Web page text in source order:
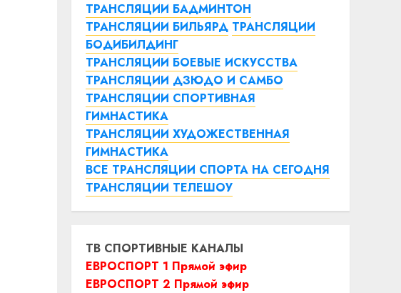
ТРАНСЛЯЦИИ БАДМИНТОН
ТРАНСЛЯЦИИ БИЛЬЯРД ТРАНСЛЯЦИИ
БОДИБИЛДИНГ
ТРАНСЛЯЦИИ БОЕВЫЕ ИСКУССТВА
ТРАНСЛЯЦИИ ДЗЮДО И САМБО
ТРАНСЛЯЦИИ СПОРТИВНАЯ
ГИМНАСТИКА
ТРАНСЛЯЦИИ ХУДОЖЕСТВЕННАЯ
ГИМНАСТИКА
ВСЕ ТРАНСЛЯЦИИ СПОРТА НА СЕГОДНЯ
ТРАНСЛЯЦИИ ТЕЛЕШОУ
ТВ СПОРТИВНЫЕ КАНАЛЫ
ЕВРОСПОРТ 1 Прямой эфир
ЕВРОСПОРТ 2 Прямой эфир